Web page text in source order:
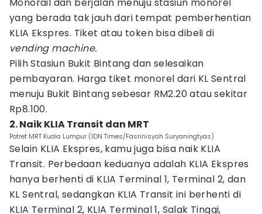
yang berada tak jauh dari tempat pemberhentian
KLIA Ekspres. Tiket atau token bisa dibeli di
vending machine.
Pilih Stasiun Bukit Bintang dan selesaikan
pembayaran. Harga tiket monorel dari KL Sentral
menuju Bukit Bintang sebesar RM2.20 atau sekitar
Rp8.100.
2. Naik KLIA Transit dan MRT
Potret MRT Kuala Lumpur (IDN Times/Fasrinisyah Suryaningtyas)
Selain KLIA Ekspres, kamu juga bisa naik KLIA
Transit. Perbedaan keduanya adalah KLIA Ekspres
hanya berhenti di KLIA Terminal 1, Terminal 2, dan
KL Sentral, sedangkan KLIA Transit ini berhenti di
KLIA Terminal 2, KLIA Terminal 1, Salak Tinggi,